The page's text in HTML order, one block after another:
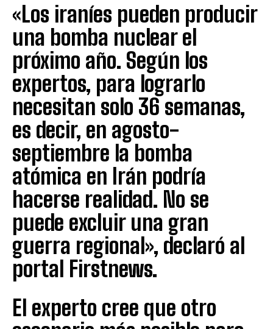
«Los iraníes pueden producir
una bomba nuclear el
próximo año. Según los
expertos, para lograrlo
necesitan solo 36 semanas,
es decir, en agosto-
septiembre la bomba
atómica en Irán podría
hacerse realidad. No se
puede excluir una gran
guerra regional», declaró al
portal Firstnews.
El experto cree que otro